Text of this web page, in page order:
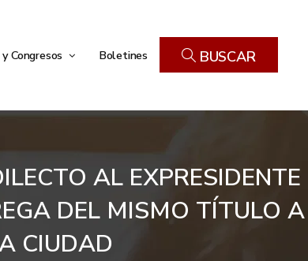
Congresos Boletines BUSCAR
AL EXPRESIDENTE
DEL MISMO TÍTULO A
CIUDAD